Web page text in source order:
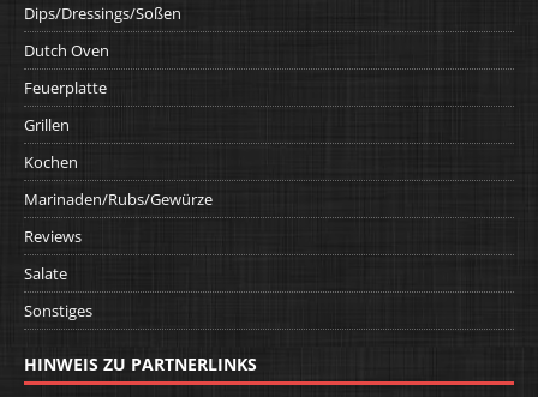
Dips/Dressings/Soßen
Dutch Oven
Feuerplatte
Grillen
Kochen
Marinaden/Rubs/Gewürze
Reviews
Salate
Sonstiges
HINWEIS ZU PARTNERLINKS